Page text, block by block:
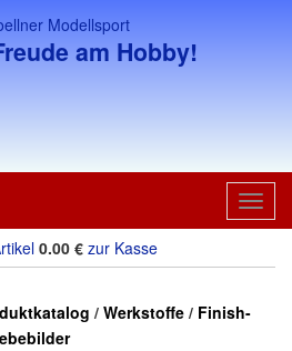
am Hobby!
0.00€ zur Kasse
/ Werkstoffe / Finish-